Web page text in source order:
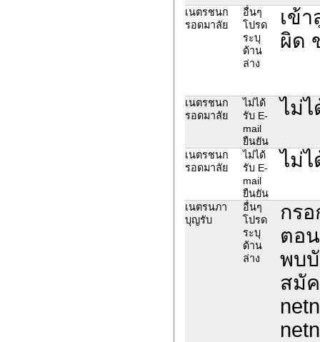
เนตรชนก
รอดมาลัย
อื่นๆ
โปรด
ระบุ
ด้าน
ล่าง
เข้
ผิด
เนตรชนก
รอดมาลัย
ไม่ได้
รับ E-
mail
ยืนยัน
ไม่
เนตรชนก
รอดมาลัย
ไม่ได้
รับ E-
mail
ยืนยัน
ไม่
เนตรนภา
บุญรับ
อื่นๆ
โปรด
ระบุ
ด้าน
ล่าง
กร
ตอ
พบ
สมั